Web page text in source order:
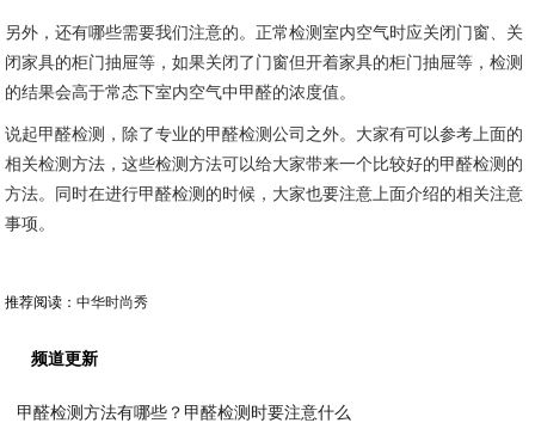
另外，还有哪些需要我们注意的。正常检测室内空气时应关闭门窗、关
闭家具的柜门抽屉等，如果关闭了门窗但开着家具的柜门抽屉等，检测
的结果会高于常态下室内空气中甲醛的浓度值。
说起甲醛检测，除了专业的甲醛检测公司之外。大家有可以参考上面的
相关检测方法，这些检测方法可以给大家带来一个比较好的甲醛检测的
方法。同时在进行甲醛检测的时候，大家也要注意上面介绍的相关注意
事项。
推荐阅读：中华时尚秀
频道更新
甲醛检测方法有哪些？甲醛检测时要注意什么